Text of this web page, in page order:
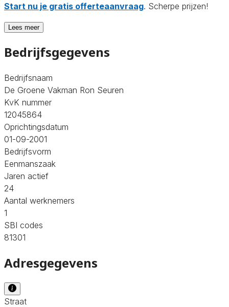
Start nu je gratis offerteaanvraag. Scherpe prijzen!
Lees meer
Bedrijfsgegevens
Bedrijfsnaam
De Groene Vakman Ron Seuren
KvK nummer
12045864
Oprichtingsdatum
01-09-2001
Bedrijfsvorm
Eenmanszaak
Jaren actief
24
Aantal werknemers
1
SBI codes
81301
Adresgegevens
Straat